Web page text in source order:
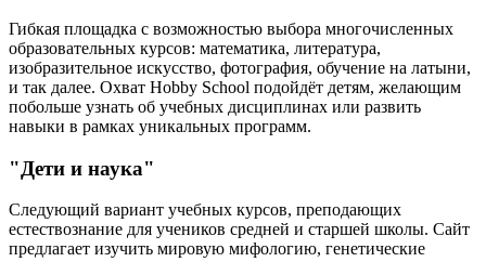
Гибкая площадка с возможностью выбора многочисленных
образовательных курсов: математика, литература,
изобразительное искусство, фотография, обучение на латыни,
и так далее. Охват Hobby School подойдёт детям, желающим
побольше узнать об учебных дисциплинах или развить
навыки в рамках уникальных программ.
"Дети и наука"
Следующий вариант учебных курсов, преподающих
естествознание для учеников средней и старшей школы. Сайт
предлагает изучить мировую мифологию, генетические